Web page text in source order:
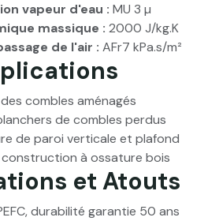
vapeur d'eau : MU 3 µ
massique : 2000 J/kg.K
de l'air : AFr7 kPa.s/m²
combles aménagés
de combles perdus
de paroi verticale et plafond
à ossature bois
et Atouts
durabilité garantie 50 ans